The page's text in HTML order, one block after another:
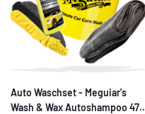
Auto Waschset - Meguiar's
Wash & Wax Autoshampoo 473